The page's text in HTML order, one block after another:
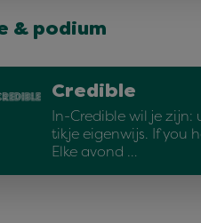
& podium
Credible
In-Credible wil je zijn:
tikje eigenwijs. If you
Elke avond …